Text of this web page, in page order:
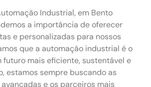
Industrial, em Bento
a importância de oferecer
e personalizadas para nossos
que a automação industrial é o
futuro mais eficiente, sustentável e
estamos sempre buscando as
e os parceiros mais